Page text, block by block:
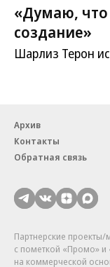
«Думаю, что
создание»
Шарлиз Терон
Архив
Контакты
Обратная связь
Партнерские
с пометкой «Промо»
на коммерческой